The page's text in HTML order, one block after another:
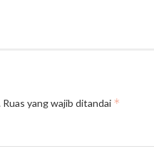
Ruas yang wajib ditandai *